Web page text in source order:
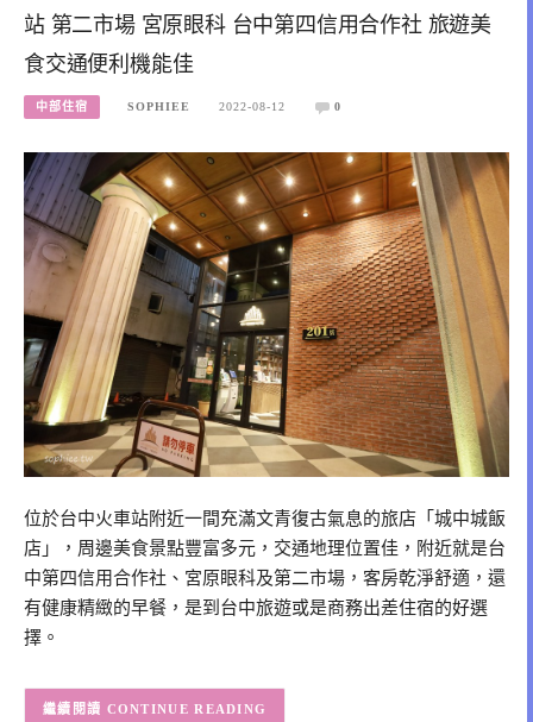
站 第二市場 宮原眼科 台中第四信用合作社 旅遊美
食交通便利機能佳
中部住宿 SOPHIEE 2022-08-12 0
位於台中火車站附近一間充滿文青復古氣息的旅店「城中城飯
店」，周邊美食景點豐富多元，交通地理位置佳，附近就是台
中第四信用合作社、宮原眼科及第二市場，客房乾淨舒適，還
有健康精緻的早餐，是到台中旅遊或是商務出差住宿的好選
擇。
CONTINUE READING